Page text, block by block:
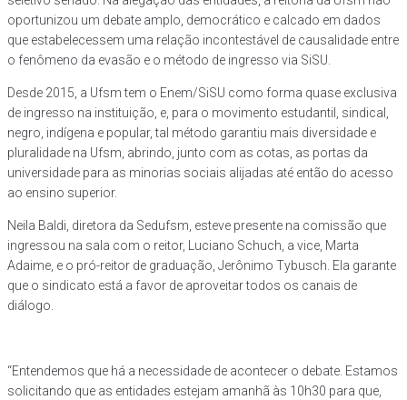
oportunizou um debate amplo, democrático e calcado em dados
que estabelecessem uma relação incontestável de causalidade entre
o fenômeno da evasão e o método de ingresso via SiSU.
Desde 2015, a Ufsm tem o Enem/SiSU como forma quase exclusiva
de ingresso na instituição, e, para o movimento estudantil, sindical,
negro, indígena e popular, tal método garantiu mais diversidade e
pluralidade na Ufsm, abrindo, junto com as cotas, as portas da
universidade para as minorias sociais alijadas até então do acesso
ao ensino superior.
Neila Baldi, diretora da Sedufsm, esteve presente na comissão que
ingressou na sala com o reitor, Luciano Schuch, a vice, Marta
Adaime, e o pró-reitor de graduação, Jerônimo Tybusch. Ela garante
que o sindicato está a favor de aproveitar todos os canais de
diálogo.
“Entendemos que há a necessidade de acontecer o debate. Estamos
solicitando que as entidades estejam amanhã às 10h30 para que,